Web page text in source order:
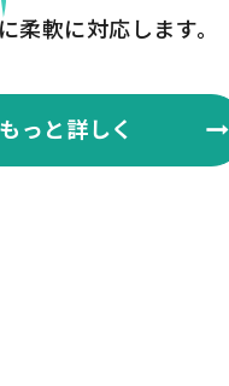
柔軟に対応します。
もっと詳しく